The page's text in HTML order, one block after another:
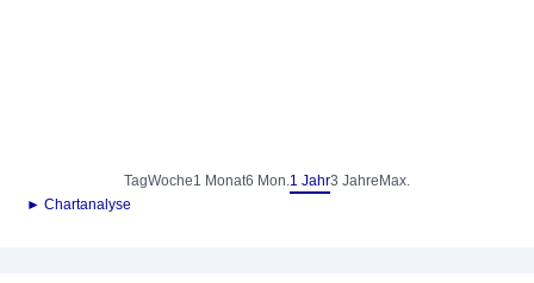
TagWoche1 Monat6 Mon.1 Jahr3 Jahre Max.
► Chartanalyse